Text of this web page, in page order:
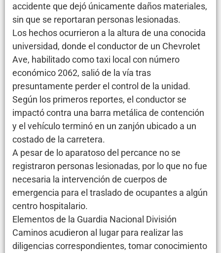
accidente que dejó únicamente daños materiales,
sin que se reportaran personas lesionadas.
Los hechos ocurrieron a la altura de una conocida
universidad, donde el conductor de un Chevrolet
Ave, habilitado como taxi local con número
económico 2062, salió de la vía tras
presuntamente perder el control de la unidad.
Según los primeros reportes, el conductor se
impactó contra una barra metálica de contención
y el vehículo terminó en un zanjón ubicado a un
costado de la carretera.
A pesar de lo aparatoso del percance no se
registraron personas lesionadas, por lo que no fue
necesaria la intervención de cuerpos de
emergencia para el traslado de ocupantes a algún
centro hospitalario.
Elementos de la Guardia Nacional División
Caminos acudieron al lugar para realizar las
diligencias correspondientes, tomar conocimiento